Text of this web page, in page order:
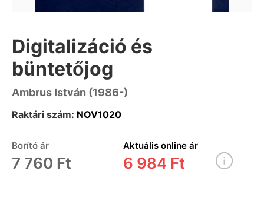
Digitalizáció és
büntetőjog
Ambrus István (1986-)
Raktári szám: NOV1020
Borító ár
7 760 Ft
Aktuális online ár
6 984 Ft